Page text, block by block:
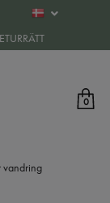
0
vandring